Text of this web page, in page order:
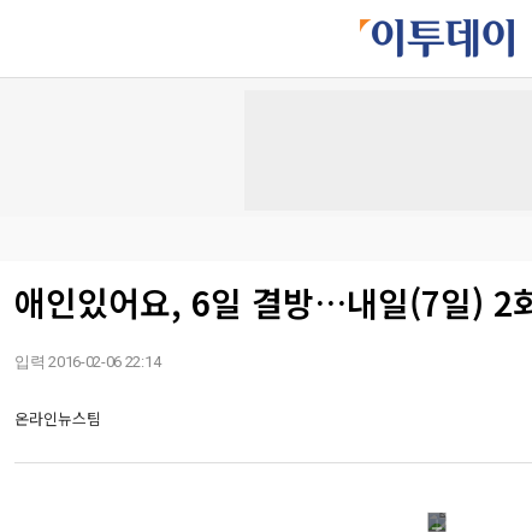
애인있어요, 6일 결방…내일(7일) 2
입력 2016-02-06 22:14
온라인뉴스팀